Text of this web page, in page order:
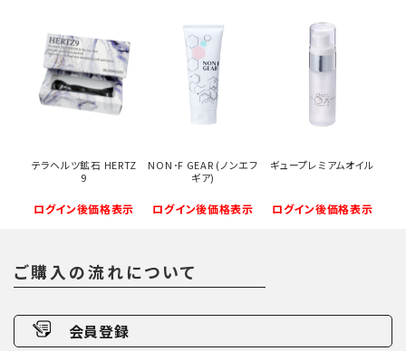
テラヘルツ鉱石 HERTZ
9
ログイン後価格表示
NON･F GEAR (ノンエフ
ギア)
ログイン後価格表示
ギュープレミアムオイル
ログイン後価格表示
ご購入の流れについて
会員登録